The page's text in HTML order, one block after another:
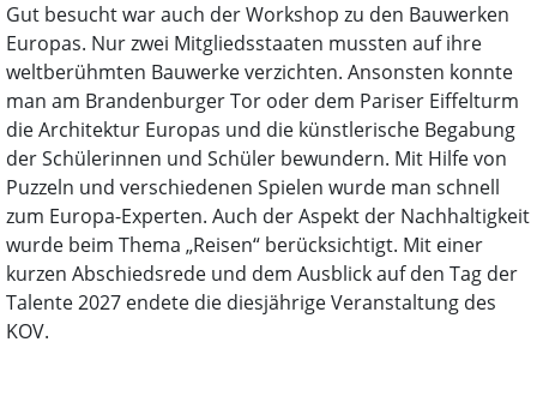
Gut besucht war auch der Workshop zu den Bauwerken
Europas. Nur zwei Mitgliedsstaaten mussten auf ihre
weltberühmten Bauwerke verzichten. Ansonsten konnte
man am Brandenburger Tor oder dem Pariser Eiffelturm
die Architektur Europas und die künstlerische Begabung
der Schülerinnen und Schüler bewundern. Mit Hilfe von
Puzzeln und verschiedenen Spielen wurde man schnell
zum Europa-Experten. Auch der Aspekt der Nachhaltigkeit
wurde beim Thema „Reisen“ berücksichtigt. Mit einer
kurzen Abschiedsrede und dem Ausblick auf den Tag der
Talente 2027 endete die diesjährige Veranstaltung des
KOV.